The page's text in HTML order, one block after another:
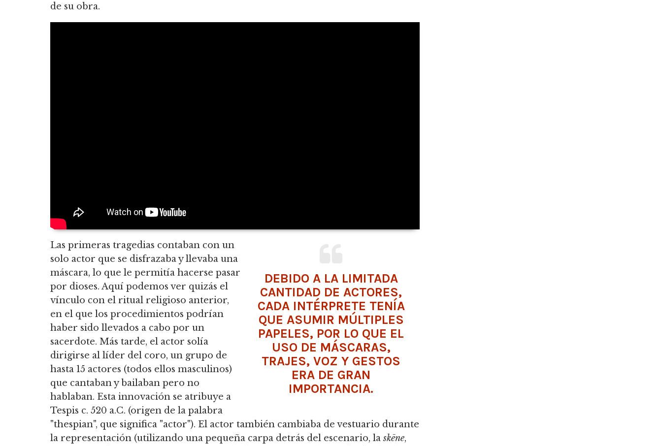
de su obra.
DEBIDO A LA LIMITADA
CANTIDAD DE ACTORES,
CADA INTÉRPRETE TENÍA
QUE ASUMIR MÚLTIPLES
PAPELES, POR LO QUE EL
USO DE MÁSCARAS,
TRAJES, VOZ Y GESTOS
ERA DE GRAN
IMPORTANCIA.
Las primeras tragedias contaban con un
solo actor que se disfrazaba y llevaba una
máscara, lo que le permitía hacerse pasar
por dioses. Aquí podemos ver quizás el
vínculo con el ritual religioso anterior,
en el que los procedimientos podrían
haber sido llevados a cabo por un
sacerdote. Más tarde, el actor solía
dirigirse al líder del coro, un grupo de
hasta 15 actores (todos ellos masculinos)
que cantaban y bailaban pero no
hablaban. Esta innovación se atribuye a
Tespis c. 520 a.C. (origen de la palabra
"thespian", que significa "actor"). El actor también cambiaba de vestuario durante
la representación (utilizando una pequeña carpa detrás del escenario, laskēne,